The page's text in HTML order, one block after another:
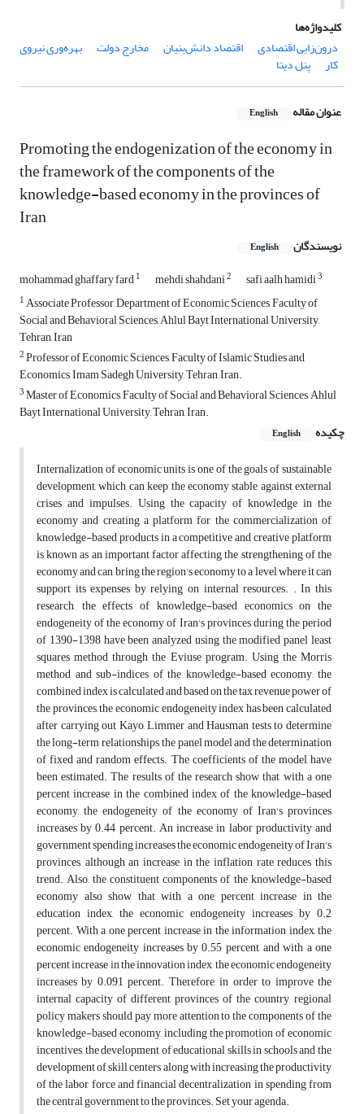
کلیدواژه‌ها
درون‌زایی اقتصادی
اقتصاد دانش‌بنیان مخارج دولت بهره‌وری نیروی
کار پنل دیتا
عنوان مقاله English
Promoting the endogenization of the economy in
the framework of the components of the
knowledge-based economy in the provinces of
Iran
نویسندگان English
mohammad ghaffary fard1 mehdi shahdani2 safi aalh hamidi3
1Associate Professor, Department of Economic Sciences, Faculty of
Social and Behavioral Sciences, Ahlul Bayt International University,
Tehran, Iran
2Professor of Economic Sciences, Faculty of Islamic Studies and
Economics, Imam Sadegh University, Tehran, Iran.
3Master of Economics, Faculty of Social and Behavioral Sciences, Ahlul
Bayt International University, Tehran, Iran.
چکیده
English
Internalization of economic units is one of the goals of sustainable
development, which can keep the economy stable against external
crises and impulses. Using the capacity of knowledge in the
economy and creating a platform for the commercialization of
knowledge-based products in a competitive and creative platform
is known as an important factor affecting the strengthening of the
economy and can bring the region's economy to a level where it can
support its expenses by relying on internal resources. . In this
research, the effects of knowledge-based economics on the
endogeneity of the economy of Iran's provinces during the period
of 1390-1398 have been analyzed using the modified panel least
squares method through the Eviuse program. Using the Morris
method and sub-indices of the knowledge-based economy, the
combined index is calculated and based on the tax revenue power of
the provinces, the economic endogeneity index has been calculated
after carrying out Kayo, Limmer and Hausman tests to determine
the long-term relationships, the panel model and the determination
of fixed and random effects. The coefficients of the model have
been estimated. The results of the research show that with a one
percent increase in the combined index of the knowledge-based
economy, the endogeneity of the economy of Iran's provinces
increases by 0.44 percent. An increase in labor productivity and
government spending increases the economic endogeneity of Iran's
provinces, although an increase in the inflation rate reduces this
trend. Also, the constituent components of the knowledge-based
economy also show that with a one percent increase in the
education index, the economic endogeneity increases by 0.2
percent. With a one percent increase in the information index, the
economic endogeneity increases by 0.55 percent, and with a one
percent increase in the innovation index, the economic endogeneity
increases by 0.091 percent. Therefore, in order to improve the
internal capacity of different provinces of the country, regional
policy makers should pay more attention to the components of the
knowledge-based economy, including the promotion of economic
incentives, the development of educational skills in schools and the
development of skill centers along with increasing the productivity
of the labor force and financial decentralization in spending from
the central government to the provinces. Set your agenda.